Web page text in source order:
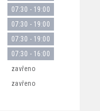
07:30 - 19:00
07:30 - 19:00
07:30 - 19:00
07:30 - 16:00
zavřeno
zavřeno